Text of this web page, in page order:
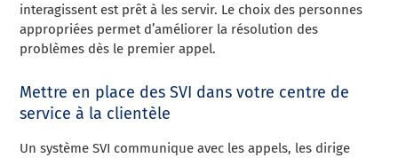
interagissent est prêt à les servir. Le choix des personnes
appropriées permet d’améliorer la résolution des
problèmes dès le premier appel.
Mettre en place des SVI dans votre centre de
service à la clientèle
Un système SVI communique avec les appels, les dirige